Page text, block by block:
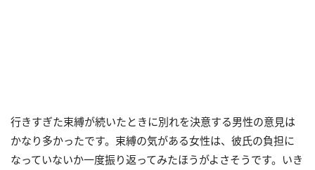
行きすぎた束縛が続いたときに別れを決意する男性の意見は
かなり多かったです。束縛の気がある女性は、彼氏の負担に
なっていないか一度振り返ってみたほうがよさそうです。いき